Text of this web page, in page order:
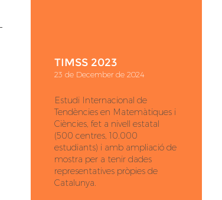
TIMSS 2023
23 de December de 2024
Estudi Internacional de
Tendències en Matemàtiques i
Ciències, fet a nivell estatal
(500 centres, 10.000
estudiants) i amb ampliació de
mostra per a tenir dades
representatives pròpies de
Catalunya.